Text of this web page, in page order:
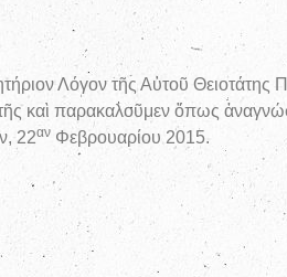
Λόγον τῆς Αὑτοῦ Θειοτάτης
καὶ παρακαλοῦμεν ὅπως
22αν Φεβρουαρίου 2015.